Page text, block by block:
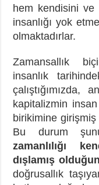
hem kendisini ve
insanlığı yok
olmaktadırlar.
Zamansallık
insanlık
çalıştığımızda,
kapitalizmin
birikimine
Bu durum
zamanlılığı
dışlamış
doğrusallık